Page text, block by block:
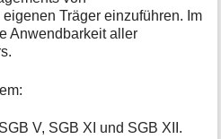
Träger einzuführen. Im
Anwendbarkeit aller
V, SGB XI und SGB XII.